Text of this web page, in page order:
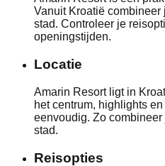
Vanuit Kroatië
stad. Controleer je
openingstijden.
Locatie
Amarin Resort ligt in
het centrum, highlights
eenvoudig. Zo
stad.
Reisopties